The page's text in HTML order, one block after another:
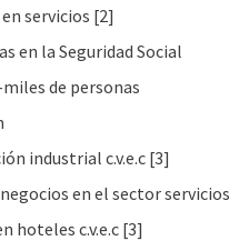
servicios [2]
en la Seguridad Social
de personas
industrial c.v.e.c [3]
en el sector servicios
hoteles c.v.e.c [3]